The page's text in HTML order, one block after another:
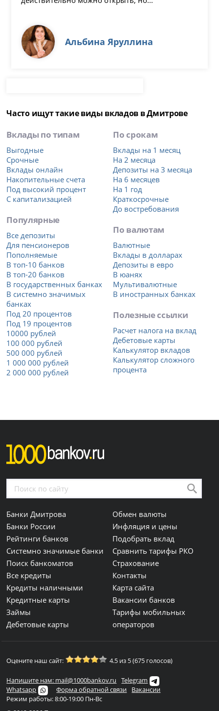
Альбина Яруллина
Часто ищут такие виды вкладов в Дмитрове
Вклады по типам
Выгодные
Срочные
Вклады онлайн
Накопительные счета
Под высокий процент
С капитализацией
Популярные
Все депозиты
Для пенсионеров
Пополняемые
В топ-10 банков
В топ-20 банков
В государственных банках
В системно значимых
банках
Под 20 процентов
Под 19 процентов
10000 рублей
100 000 рублей
500 000 рублей
1 000 000 рублей
2 000 000 рублей
По срокам
Вклады на 1 месяц
На 2 месяца
Депозиты на 3 месяца
На 6 месяцев
На 1 год
Краткосрочные
До востребования
По валютам
Валютные
Вклады в долларах
Депозиты в евро
В юанях
Мультивалютные
В иностранных банках
Полезные ссылки
Расчет налога на вклад
Дебетовые карты
Калькулятор вкладов
Калькулятор сложного
процента
Банки Дмитрова
Банки России
Рейтинги банков
Системно значимые банки
Поиск банкоматов
Все кредиты
Кредиты наличными
Кредитные карты
Займы
Дебетовые карты
Обмен валюты
Инфляция и цены
Подобрать вклад
Сравнить тарифы РКО
Страхование
Контакты
Карта сайта
Вакансии банков
Тарифы мобильных
операторов
Оцените наш сайт: 4.5 из 5 (675 голосов)
Напишите нам: mail@1000bankov.ru
Telegram
Whatsapp
Форма обратной связи
Вакансии
Режим работы: 8:00-19:00 Пн-Вс